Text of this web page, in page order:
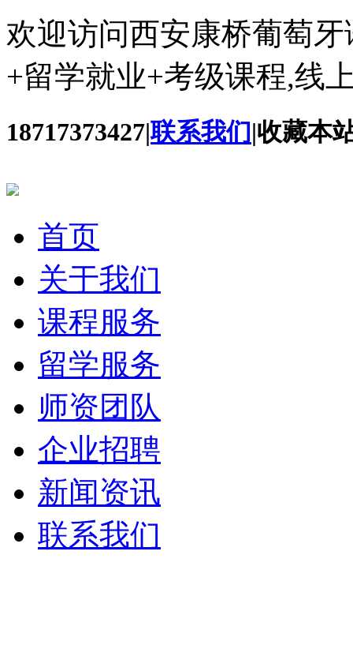
欢迎访问西安康桥葡萄
+留学就业+考级课程,线
18717373427|联系我们|收藏本
首页
关于我们
课程服务
留学服务
师资团队
企业招聘
新闻资讯
联系我们